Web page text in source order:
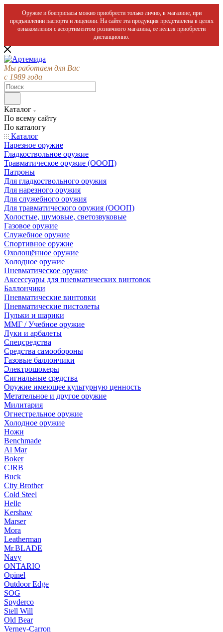
Оружие и боеприпасы можно приобрести только лично, в магазине, при
предъявлении паспорта и лицензии. На сайте эта продукция представлена в целях
ознакомления с ассортиментом розничного магазина, ее нельзя приобрести
дистанционно.
Мы работаем для Вас
с 1989 года
Каталог
По всему сайту
По каталогу
Каталог
Нарезное оружие
Гладкоствольное оружие
Травматическое оружие (ОООП)
Патроны
Для гладкоствольного оружия
Для нарезного оружия
Для служебного оружия
Для травматического оружия (ОООП)
Холостые, шумовые, светозвуковые
Газовое оружие
Служебное оружие
Спортивное оружие
Охолощённое оружие
Холодное оружие
Пневматическое оружие
Аксессуары для пневматических винтовок
Баллончики
Пневматические винтовки
Пневматические пистолеты
Пульки и шарики
ММГ / Учебное оружие
Луки и арбалеты
Спецсредства
Средства самообороны
Газовые баллончики
Электрошокеры
Сигнальные средства
Оружие имеющее культурную ценность
Метательное и другое оружие
Милитария
Огнестрельное оружие
Холодное оружие
Ножи
Benchmade
Al Mar
Boker
CJRB
Buck
City Brother
Cold Steel
Helle
Kershaw
Marser
Mora
Leatherman
Mr.BLADE
Navy
ONTARIO
Opinel
Outdoor Edge
SOG
Spyderco
Stell Will
Old Bear
Verney-Carron